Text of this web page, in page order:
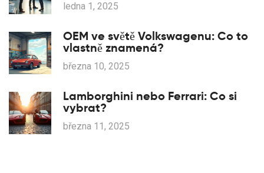
ledna 1, 2025
OEM ve světě Volkswagenu: Co to
vlastně znamená?
března 10, 2025
Lamborghini nebo Ferrari: Co si
vybrat?
března 11, 2025